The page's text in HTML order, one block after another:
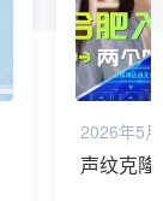
2026年5
声纹克隆